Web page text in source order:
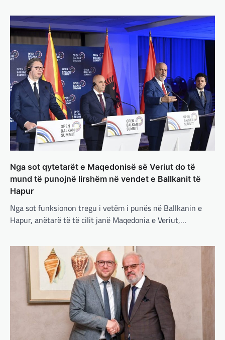
Nga sot qytetarët e Maqedonisë së Veriut do të
mund të punojnë lirshëm në vendet e Ballkanit të
Hapur
Nga sot funksionon tregu i vetëm i punës në Ballkanin e
Hapur, anëtarë të të cilit janë Maqedonia e Veriut,…
MË TË FUNDIT,MISTER,RAJONI,SPECIALE,
TOP
Trump ndërpreu ndihmën
ushtarake, kryeministri i
Ukrainës: Të vendosur për
vazhdimin e bashkëpunimit me
SHBA!
adminadmin March 4, 2025
Kryeministri i Ukrainës thotë se vendi i tij
është absolutisht i vendosur të vazhdojë
bashkëpunimin e saj me Shtetet e…
BOTA,LAJME MË TË FUNDIT,RAJONI,
SPECIALE
Erdogan: Izraeli nuk do të gjejë
paqe pa themelimin e shtetit
adminadmin March 4, 2025
Presidenti turk, Recep Tayyip Erdogan, ka
është e paimagjinueshme. “Turqia e
konsideron procesin…
BOTA,FUN,LAJME ,MË TË FUNDIT
RAJONI, SPECIALE,TECH
Konkurrenti francez i Starlink pa
aksionet e tij të trefishohen në
vlerë pasi Trump ndaloi ndihmën
për Ukrainën
BOTA,FUN,KULTURË MË TË FUNDIT